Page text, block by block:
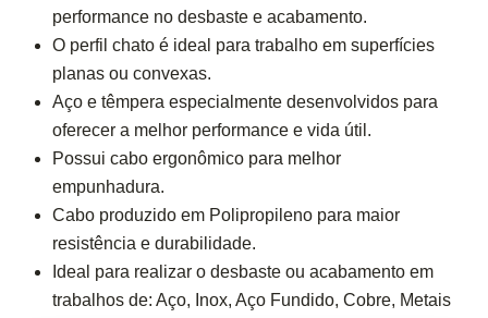
performance no desbaste e acabamento.
O perfil chato é ideal para trabalho em superfícies
planas ou convexas.
Aço e têmpera especialmente desenvolvidos para
oferecer a melhor performance e vida útil.
Possui cabo ergonômico para melhor
empunhadura.
Cabo produzido em Polipropileno para maior
resistência e durabilidade.
Ideal para realizar o desbaste ou acabamento em
trabalhos de: Aço, Inox, Aço Fundido, Cobre, Metais